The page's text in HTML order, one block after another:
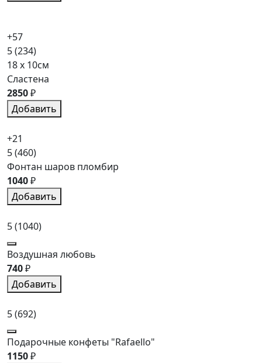
+57
5(234)
18 x 10см
Сластена
2850₽
Добавить
+21
5(460)
Фонтан шаров пломбир
1040₽
Добавить
5(1040)
Воздушная любовь
740₽
Добавить
5(692)
Подарочные конфеты "Rafaello"
1150₽